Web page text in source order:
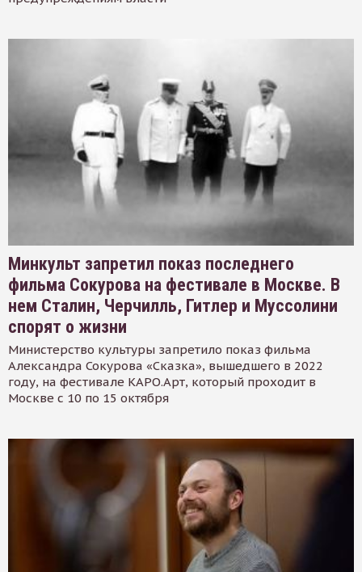
Минкульт запретил показ последнего
фильма Сокурова на фестивале в Москве. В
нем Сталин, Черчилль, Гитлер и Муссолини
спорят о жизни
Министерство культуры запретило показ фильма
Александра Сокурова «Сказка», вышедшего в 2022
году, на фестивале КАРО.Арт, который проходит в
Москве с 10 по 15 октября